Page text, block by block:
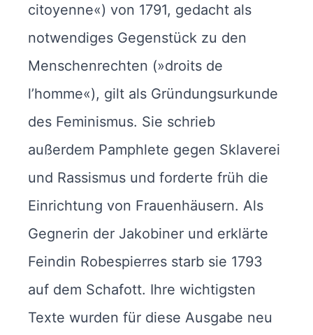
citoyenne«) von 1791, gedacht als
notwendiges Gegenstück zu den
Menschenrechten (»droits de
l’homme«), gilt als Gründungsurkunde
des Feminismus. Sie schrieb
außerdem Pamphlete gegen Sklaverei
und Rassismus und forderte früh die
Einrichtung von Frauenhäusern. Als
Gegnerin der Jakobiner und erklärte
Feindin Robespierres starb sie 1793
auf dem Schafott. Ihre wichtigsten
Texte wurden für diese Ausgabe neu